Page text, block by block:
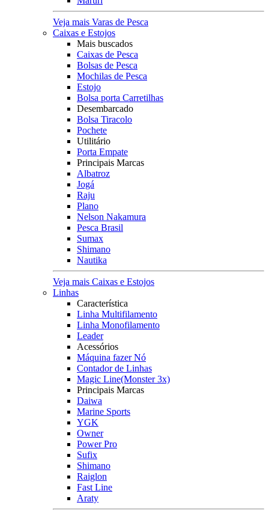
Veja mais Varas de Pesca
Caixas e Estojos
Mais buscados
Caixas de Pesca
Bolsas de Pesca
Mochilas de Pesca
Estojo
Bolsa porta Carretilhas
Desembarcado
Bolsa Tiracolo
Pochete
Utilitário
Porta Empate
Principais Marcas
Albatroz
Jogá
Raju
Plano
Nelson Nakamura
Pesca Brasil
Sumax
Shimano
Nautika
Veja mais Caixas e Estojos
Linhas
Característica
Linha Multifilamento
Linha Monofilamento
Leader
Acessórios
Máquina fazer Nó
Contador de Linhas
Magic Line(Monster 3x)
Principais Marcas
Daiwa
Marine Sports
YGK
Owner
Power Pro
Sufix
Shimano
Raiglon
Fast Line
Araty